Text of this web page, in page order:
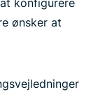
konfigurere
ønsker at